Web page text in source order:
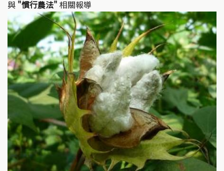
與 "慣行農法" 相關報導